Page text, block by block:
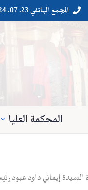

 المجمع الهاتفي 23. 07. 24. 023
المحكمة العليا
السيدة إيماني داود عبود